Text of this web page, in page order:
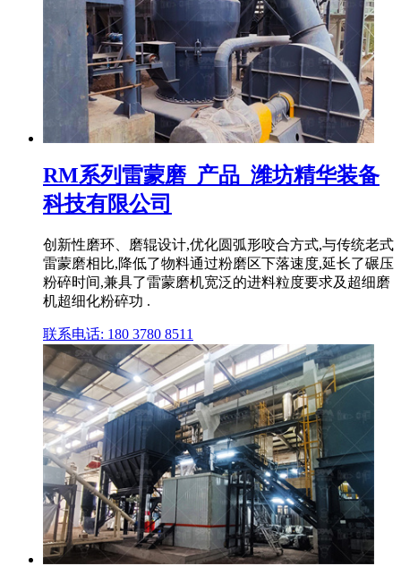
RM系列雷蒙磨_产品_潍坊精华装备
科技有限公司
创新性磨环、磨辊设计,优化圆弧形咬合方式,与传统老式
雷蒙磨相比,降低了物料通过粉磨区下落速度,延长了碾压
粉碎时间,兼具了雷蒙磨机宽泛的进料粒度要求及超细磨
机超细化粉碎功 .
联系电话: 180 3780 8511